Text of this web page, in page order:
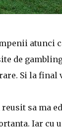
atunci
de
Si la
sa ma
Iar cu